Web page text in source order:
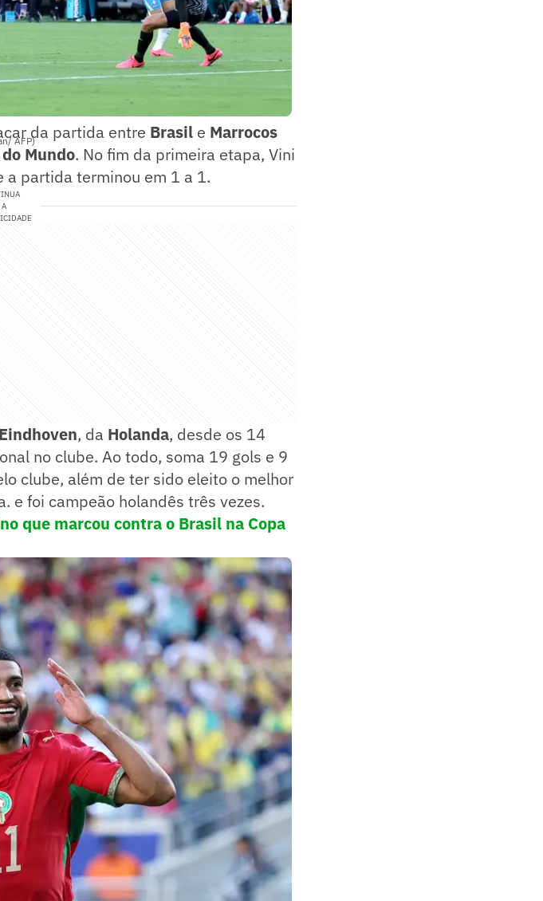
AFP)da partida entre Brasil e Marrocos
Mundo. No fim da primeira etapa, Vini
a partida terminou em 1 a 1.
A
, da Holanda, desde os 14
no clube. Ao todo, soma 19 gols e 9
clube, além de ter sido eleito o melhor
e foi campeão holandês três vezes.
que marcou contra o Brasil na Copa